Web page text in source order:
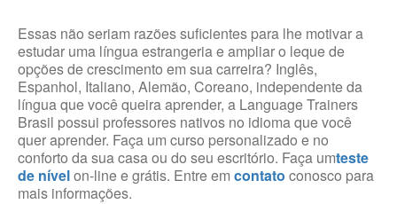
Essas não seriam razões suficientes para lhe motivar a
estudar uma língua estrangeria e ampliar o leque de
opções de crescimento em sua carreira? Inglês,
Espanhol, Italiano, Alemão, Coreano, independente da
língua que você queira aprender, a Language Trainers
Brasil possui professores nativos no idioma que você
quer aprender. Faça um curso personalizado e no
conforto da sua casa ou do seu escritório. Faça umteste
de nívelon-line e grátis. Entre em contato conosco para
mais informações.